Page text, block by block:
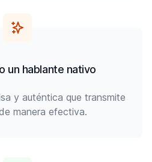
un hablante nativo
y auténtica que transmite
manera efectiva.